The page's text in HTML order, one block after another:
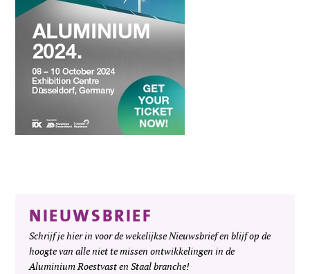
NIEUWSBRIEF
Schrijf je hier in voor de wekelijkse Nieuwsbrief en blijf op de
hoogte van alle niet te missen ontwikkelingen in de
Aluminium Roestvast en Staal branche!